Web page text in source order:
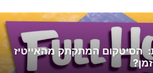
הסיטקום המתקתק מהאייטיז